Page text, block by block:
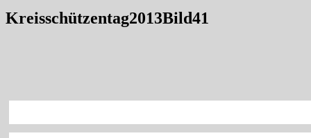
Kreisschützentag2013Bild41